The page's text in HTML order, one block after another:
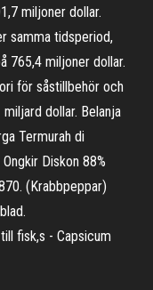
miljoner dollar.
samma tidsperiod,
765,4 miljoner dollar.
för såstillbehör och
dollar. Belanja
Termurah di
Diskon 88%
(Krabbpeppar)
fisk,s - Capsicum